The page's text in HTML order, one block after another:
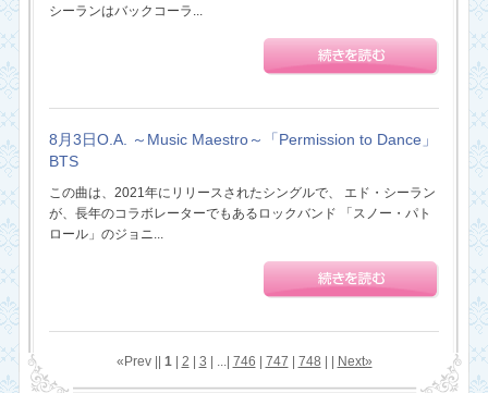
シーランはバックコーラ...
8月3日O.A. ～Music Maestro～「Permission to Dance」
BTS
この曲は、2021年にリリースされたシングルで、 エド・シーラン
が、長年のコラボレーターでもあるロックバンド 「スノー・パト
ロール」のジョニ...
«Prev || 1| 2 3 | ...| 746 747 748 Next»